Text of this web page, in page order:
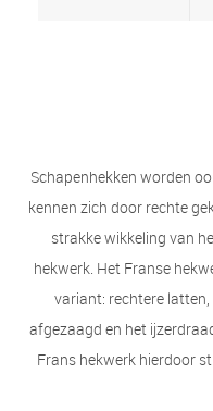
Schapenhekken worden
kennen zich door rechte
strakke wikkeling van
hekwerk. Het Franse
variant: rechtere
afgezaagd en het
Frans hekwerk hierdoor